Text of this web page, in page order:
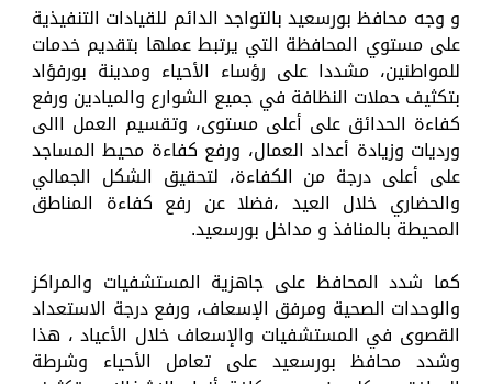
و وجه محافظ بورسعيد بالتواجد الدائم للقيادات التنفيذية
على مستوي المحافظة التي يرتبط عملها بتقديم خدمات
للمواطنين، مشددا على رؤساء الأحياء ومدينة بورفؤاد
بتكثيف حملات النظافة في جميع الشوارع والميادين ورفع
كفاءة الحدائق على أعلى مستوى، وتقسيم العمل االى
ورديات وزيادة أعداد العمال، ورفع كفاءة محيط المساجد
على أعلى درجة من الكفاءة، لتحقيق الشكل الجمالي
والحضاري خلال العيد ،فضلا عن رفع كفاءة المناطق
المحيطة بالمنافذ و مداخل بورسعيد.
كما شدد المحافظ على جاهزية المستشفيات والمراكز
والوحدات الصحية ومرفق الإسعاف، ورفع درجة الاستعداد
القصوى في المستشفيات والإسعاف خلال الأعياد ، هذا
وشدد محافظ بورسعيد على تعامل الأحياء وشرطة